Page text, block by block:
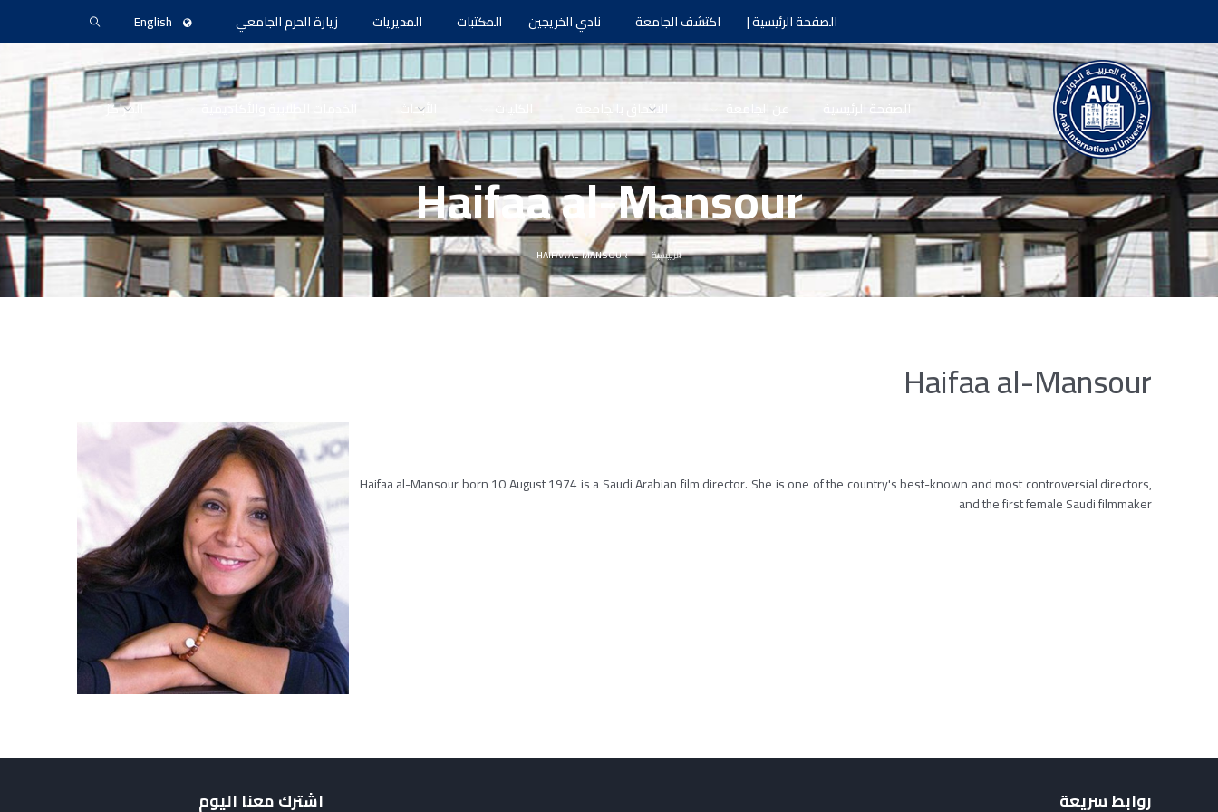
الصفحة الرئيسية | اكتشف الجامعة نادي الخريجين المكتبات المديريات زيارة الحرم الجامعي English
الصفحة الرئيسية عن الجامعة الالتحاق بالجامعة الأبحاث المراكز
Haifaa al-Mansour
الرئيسية HAIFAA AL-MANSOUR
Haifaa al-Mansour
Haifaa al-Mansour born 10 August 1974 is a Saudi Arabian film director. She is one of the country's best-known and most controversial directors,
and the first female Saudi filmmaker
روابط سريعة اشترك معنا اليوم